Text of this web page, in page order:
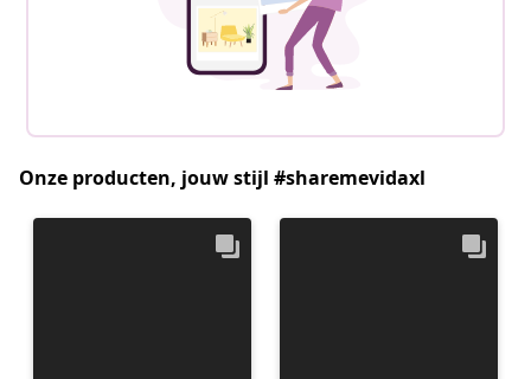
Onze producten, jouw stijl #sharemevidaxl